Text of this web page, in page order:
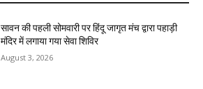
सावन की पहली सोमवारी पर हिंदू जागृत मंच द्वारा पहाड़ी
मंदिर में लगाया गया सेवा शिविर
August 3, 2026